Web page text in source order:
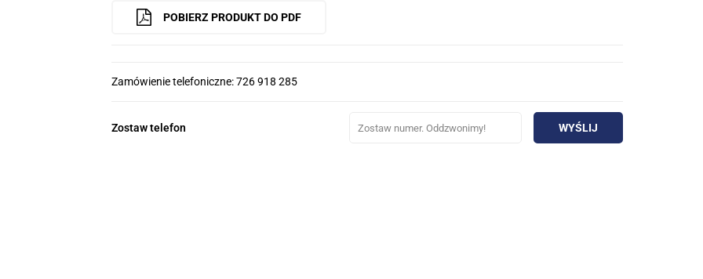
POBIERZ PRODUKT DO PDF
Zamówienie telefoniczne: 726 918 285
Zostaw telefon WYŚLIJ